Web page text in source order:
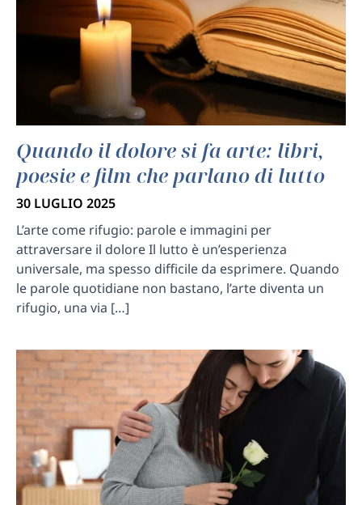
Quando il dolore si fa arte: libri,
poesie e film che parlano di lutto
30 LUGLIO 2025
L’arte come rifugio: parole e immagini per
attraversare il dolore Il lutto è un’esperienza
universale, ma spesso difficile da esprimere. Quando
le parole quotidiane non bastano, l’arte diventa un
rifugio, una via […]